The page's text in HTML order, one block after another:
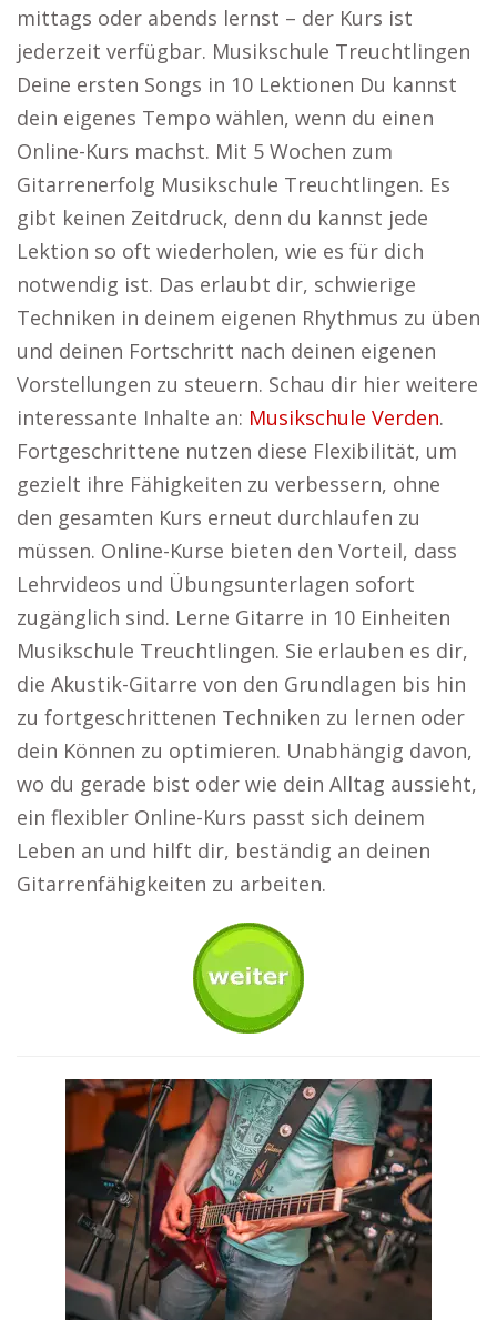
mittags oder abends lernst – der Kurs ist
jederzeit verfügbar. Musikschule Treuchtlingen
Deine ersten Songs in 10 Lektionen Du kannst
dein eigenes Tempo wählen, wenn du einen
Online-Kurs machst. Mit 5 Wochen zum
Gitarrenerfolg Musikschule Treuchtlingen. Es
gibt keinen Zeitdruck, denn du kannst jede
Lektion so oft wiederholen, wie es für dich
notwendig ist. Das erlaubt dir, schwierige
Techniken in deinem eigenen Rhythmus zu üben
und deinen Fortschritt nach deinen eigenen
Vorstellungen zu steuern. Schau dir hier weitere
interessante Inhalte an: Musikschule Verden.
Fortgeschrittene nutzen diese Flexibilität, um
gezielt ihre Fähigkeiten zu verbessern, ohne
den gesamten Kurs erneut durchlaufen zu
müssen. Online-Kurse bieten den Vorteil, dass
Lehrvideos und Übungsunterlagen sofort
zugänglich sind. Lerne Gitarre in 10 Einheiten
Musikschule Treuchtlingen. Sie erlauben es dir,
die Akustik-Gitarre von den Grundlagen bis hin
zu fortgeschrittenen Techniken zu lernen oder
dein Können zu optimieren. Unabhängig davon,
wo du gerade bist oder wie dein Alltag aussieht,
ein flexibler Online-Kurs passt sich deinem
Leben an und hilft dir, beständig an deinen
Gitarrenfähigkeiten zu arbeiten.